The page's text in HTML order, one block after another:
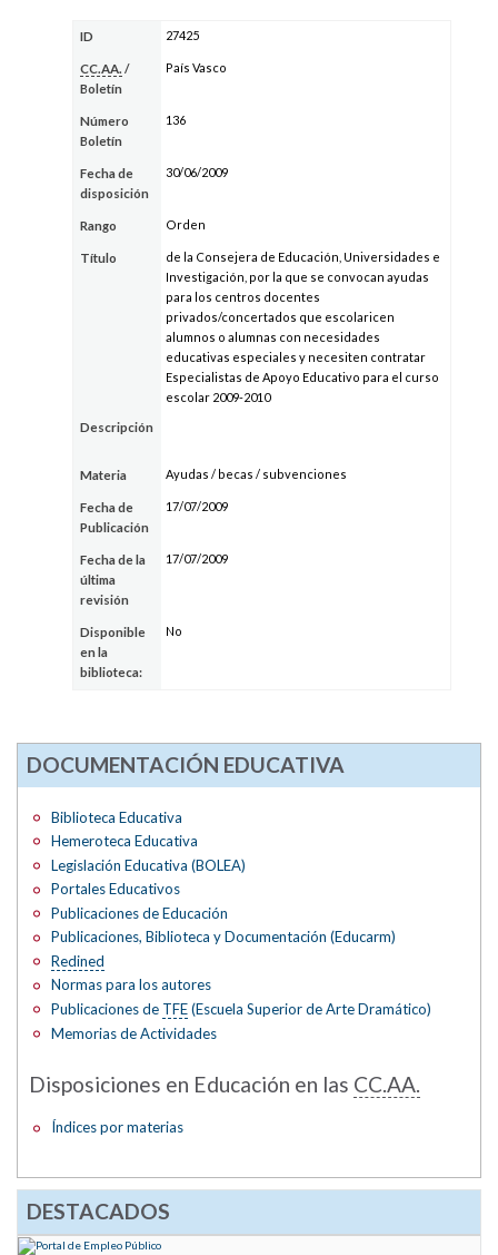
ID 27425
CC.AA. /
Boletín
País Vasco
Número
Boletín
136
Fecha de
disposición
30/06/2009
Rango Orden
Título
de la Consejera de Educación, Universidades e
Investigación, por la que se convocan ayudas
para los centros docentes
privados/concertados que escolaricen
alumnos o alumnas con necesidades
educativas especiales y necesiten contratar
Especialistas de Apoyo Educativo para el curso
escolar 2009-2010
Descripción
Materia Ayudas / becas / subvenciones
Fecha de
Publicación
17/07/2009
Fecha de la
última
revisión
17/07/2009
Disponible
en la
biblioteca:
No
DOCUMENTACIÓN EDUCATIVA
Biblioteca Educativa
Hemeroteca Educativa
Legislación Educativa (BOLEA)
Portales Educativos
Publicaciones de Educación
Publicaciones, Biblioteca y Documentación (Educarm)
Redined
Normas para los autores
Publicaciones de TFE(Escuela Superior de Arte Dramático)
Memorias de Actividades
Disposiciones en Educación en las CC.AA.
Índices por materias
DESTACADOS